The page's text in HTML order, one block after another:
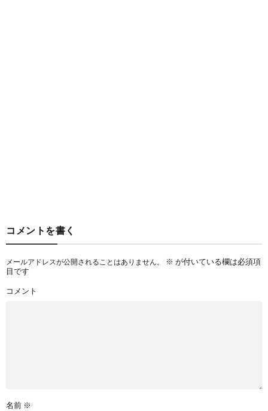
コメントを書く
メールアドレスが公開されることはありません。 ※ が付いている欄は必須項
目です
コメント
名前 ※